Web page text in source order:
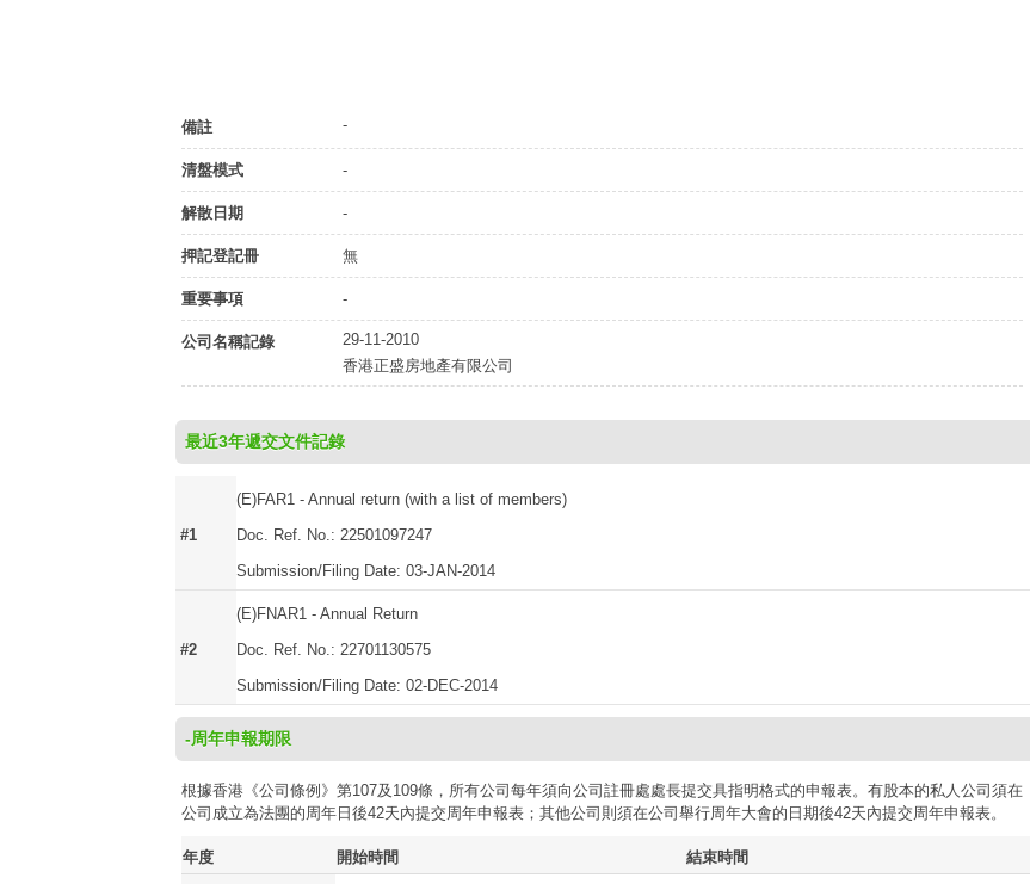
備註 -
清盤模式 -
解散日期 -
押記登記冊 無
重要事項 -
公司名稱記錄
29-11-2010
香港正盛房地產有限公司
最近3年遞交文件記錄
#1
(E)FAR1 - Annual return (with a list of members)
Doc. Ref. No.: 22501097247
Submission/Filing Date: 03-JAN-2014
#2
(E)FNAR1 - Annual Return
Doc. Ref. No.: 22701130575
Submission/Filing Date: 02-DEC-2014
-周年申報期限
根據香港《公司條例》第107及109條，所有公司每年須向公司註冊處處長提交具指明格式的申報表。有股本的私人公司須在
公司成立為法團的周年日後42天內提交周年申報表；其他公司則須在公司舉行周年大會的日期後42天內提交周年申報表。
年度 開始時間 結束時間